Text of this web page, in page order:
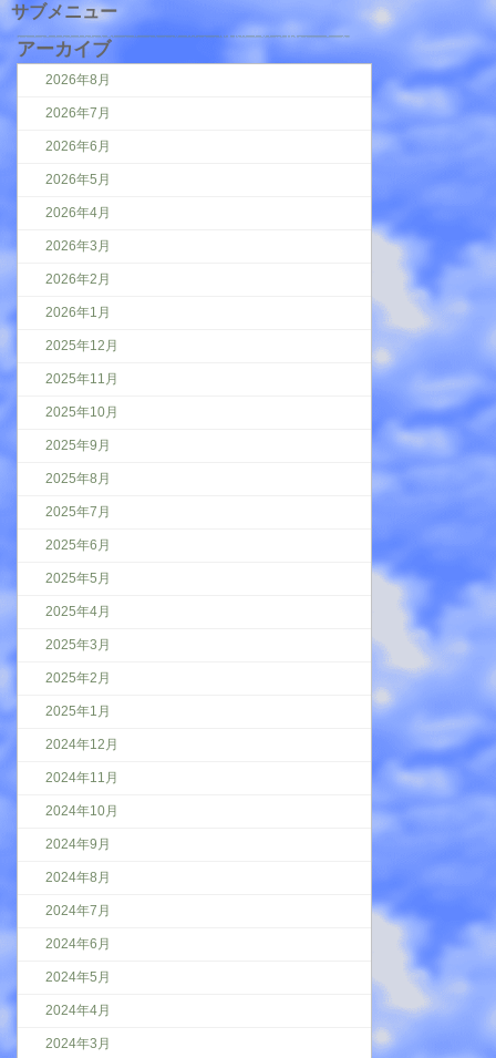
サブメニュー
アーカイブ
2026年8月
2026年7月
2026年6月
2026年5月
2026年4月
2026年3月
2026年2月
2026年1月
2025年12月
2025年11月
2025年10月
2025年9月
2025年8月
2025年7月
2025年6月
2025年5月
2025年4月
2025年3月
2025年2月
2025年1月
2024年12月
2024年11月
2024年10月
2024年9月
2024年8月
2024年7月
2024年6月
2024年5月
2024年4月
2024年3月